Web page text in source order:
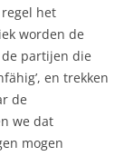
het
worden de
partijen die
en trekken
de
we dat
mogen